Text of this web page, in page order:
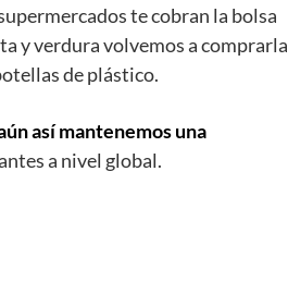
te cobran la bolsa
y verdura volvemos a comprarla
de plástico.
así mantenemos una
a nivel global.